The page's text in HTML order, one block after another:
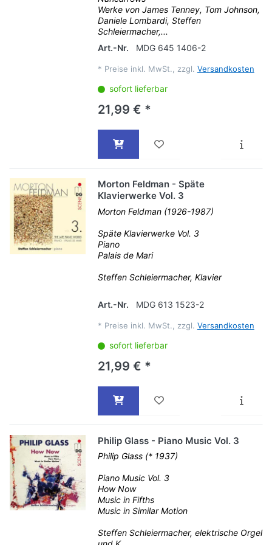
Werke von James Tenney, Tom Johnson,
Daniele Lombardi, Steffen
Schleiermacher,...
Art.-Nr.
MDG 645 1406-2
* Preise inkl. MwSt., zzgl. Versandkosten
sofort lieferbar
21,99 € *
Morton Feldman - Späte
Klavierwerke Vol. 3
Morton Feldman (1926-1987)
Späte Klavierwerke Vol. 3
Piano
Palais de Mari
Steffen Schleiermacher, Klavier
Art.-Nr. MDG 613 1523-2
* Preise inkl. MwSt., zzgl. Versandkosten
sofort lieferbar
21,99 € *
Philip Glass - Piano Music Vol. 3
Philip Glass (* 1937)
Piano Music Vol. 3
How Now
Music in Fifths
Music in Similar Motion
Steffen Schleiermacher, elektrische Orgel